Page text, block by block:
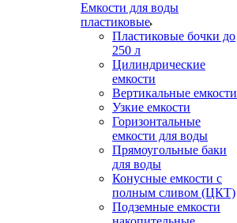
Емкости для воды
пластиковые
Пластиковые бочки до
250 л
Цилиндрические
емкости
Вертикальные емкости
Узкие емкости
Горизонтальные
емкости для воды
Прямоугольные баки
для воды
Конусные емкости с
полным сливом (ЦКТ)
Подземные емкости